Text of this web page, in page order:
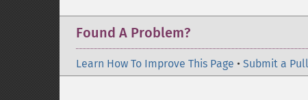
Found A Problem?
Learn How To Improve This Page • Submit a